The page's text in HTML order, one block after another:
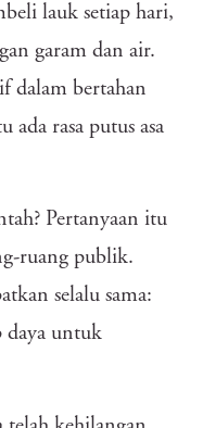
lauk setiap hari,
garam dan air.
dalam bertahan
rasa putus asa
Pertanyaan itu
ruang publik.
selalu sama:
daya untuk